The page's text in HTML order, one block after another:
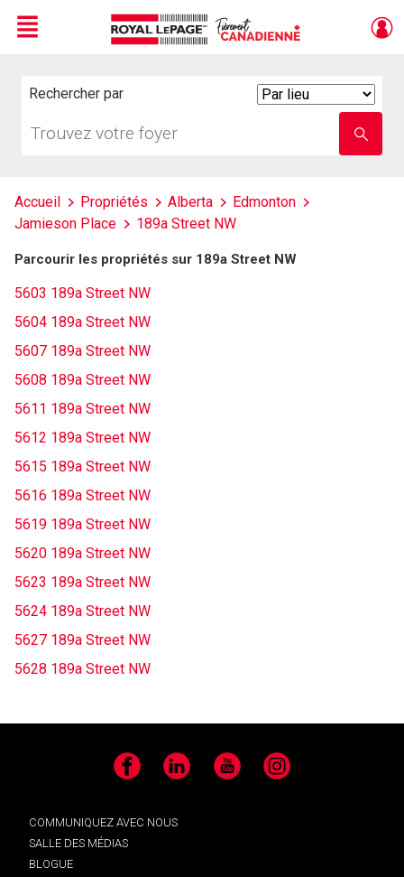
Menu
Rechercher par
votre
nom
Accueil Propriétés Alberta
Edmonton
Jamieson Place
189a Street NW
Parcourir les propriétés sur 189a Street NW
5603 189a Street NW
5604 189a Street NW
5607 189a Street NW
5608 189a Street NW
5611 189a Street NW
5612 189a Street NW
5615 189a Street NW
5616 189a Street NW
5619 189a Street NW
5620 189a Street NW
5623 189a Street NW
5624 189a Street NW
5627 189a Street NW
5628 189a Street NW
Facebook LinkedIn YouTube Instagram
COMMUNIQUEZ AVEC NOUS
SALLE DES MÉDIAS
BLOGUE